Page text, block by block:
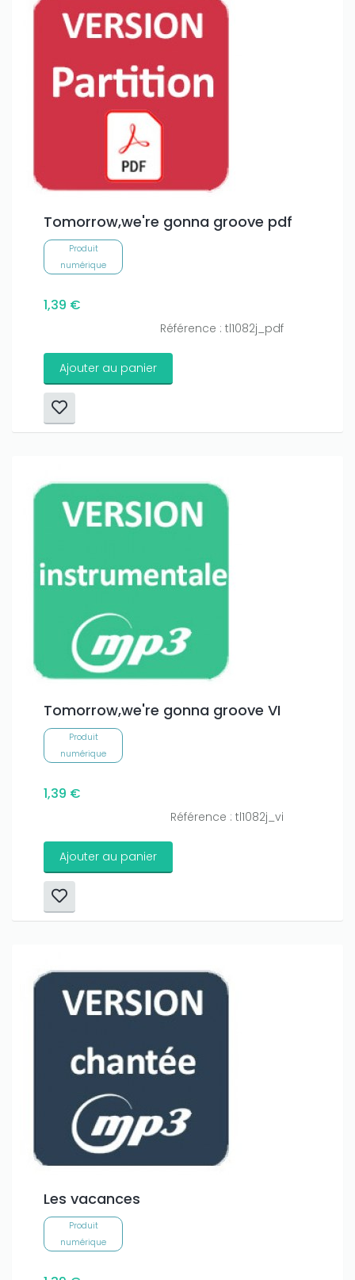
Tomorrow,we're gonna groove pdf
Produit
numérique
1,39 €
Référence : tl1082j_pdf
Ajouter au panier
Tomorrow,we're gonna groove VI
Produit
numérique
1,39 €
Référence : tl1082j_vi
Ajouter au panier
Les vacances
Produit
numérique